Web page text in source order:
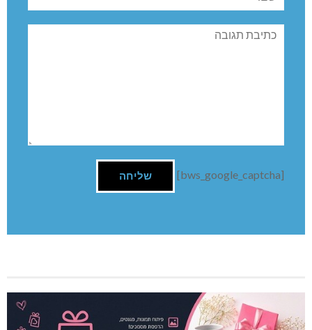
תגובה
[bws_google_captcha]